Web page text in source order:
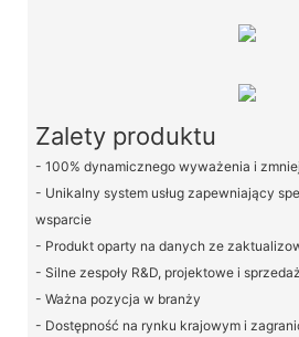
Zalety produktu
- 100% dynamicznego wyważenia i
- Unikalny system usług zapewniający
wsparcie
- Produkt oparty na danych ze
- Silne zespoły R&D, projektowe i
- Ważna pozycja w branży
- Dostępność na rynku krajowym i